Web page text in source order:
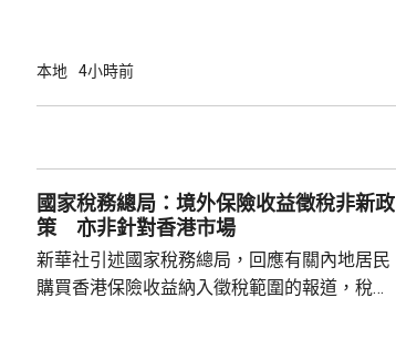
有，難以稱得上做香港記者協會；又指記協沒
為捍衛新聞自由而身陷囹圄。他又批評有團體
濫用職工會名義，從事與職工會無關的行...
本地 4小時前
國家稅務總局：境外保險收益徵稅非新政
策 亦非針對香港市場
新華社引述國家稅務總局，回應有關內地居民
購買香港保險收益納入徵稅範圍的報道，稅務